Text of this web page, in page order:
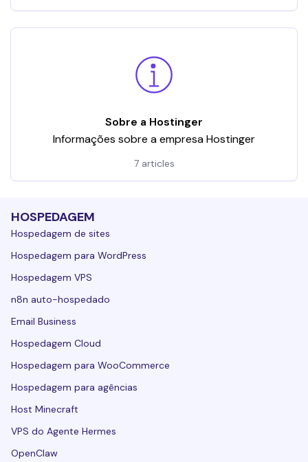
Sobre a Hostinger
Informações sobre a empresa Hostinger
7 articles
HOSPEDAGEM
Hospedagem de sites
Hospedagem para WordPress
Hospedagem VPS
n8n auto-hospedado
Email Business
Hospedagem Cloud
Hospedagem para WooCommerce
Hospedagem para agências
Host Minecraft
VPS do Agente Hermes
OpenClaw